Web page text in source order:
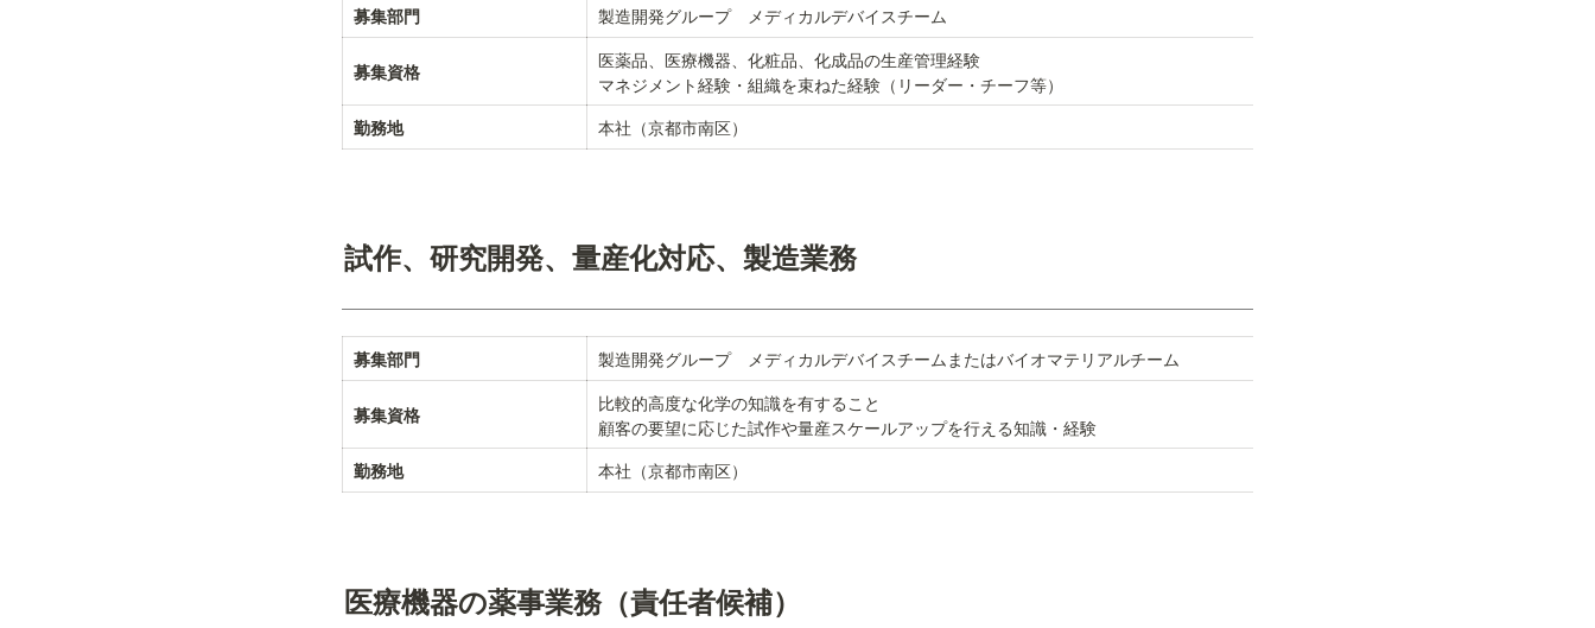
募集部門 製造開発グループ　メディカルデバイスチーム
募集資格
医薬品、医療機器、化粧品、化成品の生産管理経験
マネジメント経験・組織を束ねた経験（リーダー・チーフ等）
勤務地 本社（京都市南区）
試作、研究開発、量産化対応、製造業務
募集部門 製造開発グループ　メディカルデバイスチームまたはバイオマテリアルチーム
募集資格
比較的高度な化学の知識を有すること
顧客の要望に応じた試作や量産スケールアップを行える知識・経験
勤務地 本社（京都市南区）
医療機器の薬事業務（責任者候補）